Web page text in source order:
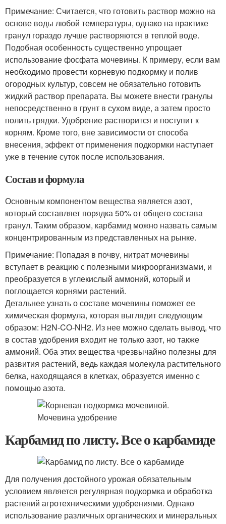
Примечание: Считается, что готовить раствор можно на
основе воды любой температуры, однако на практике
гранул гораздо лучше растворяются в теплой воде.
Подобная особенность существенно упрощает
использование фосфата мочевины. К примеру, если вам
необходимо провести корневую подкормку и полив
огородных культур, совсем не обязательно готовить
жидкий раствор препарата. Вы можете внести гранулы
непосредственно в грунт в сухом виде, а затем просто
полить грядки. Удобрение растворится и поступит к
корням. Кроме того, вне зависимости от способа
внесения, эффект от применения подкормки наступает
уже в течение суток после использования.
Состав и формула
Основным компонентом вещества является азот,
который составляет порядка 50% от общего состава
гранул. Таким образом, карбамид можно назвать самым
концентрированным из представленных на рынке.
Примечание: Попадая в почву, нитрат мочевины
вступает в реакцию с полезными микроорганизмами, и
преобразуется в углекислый аммоний, который и
поглощается корнями растений.
Детальнее узнать о составе мочевины поможет ее
химическая формула, которая выглядит следующим
образом: H2N-CO-NH2. Из нее можно сделать вывод, что
в состав удобрения входит не только азот, но также
аммоний. Оба этих вещества чрезвычайно полезны для
развития растений, ведь каждая молекула растительного
белка, находящаяся в клетках, образуется именно с
помощью азота.
Карбамид по листу. Все о карбамиде
Для получения достойного урожая обязательным
условием является регулярная подкормка и обработка
растений агротехническими удобрениями. Однако
использование различных органических и минеральных